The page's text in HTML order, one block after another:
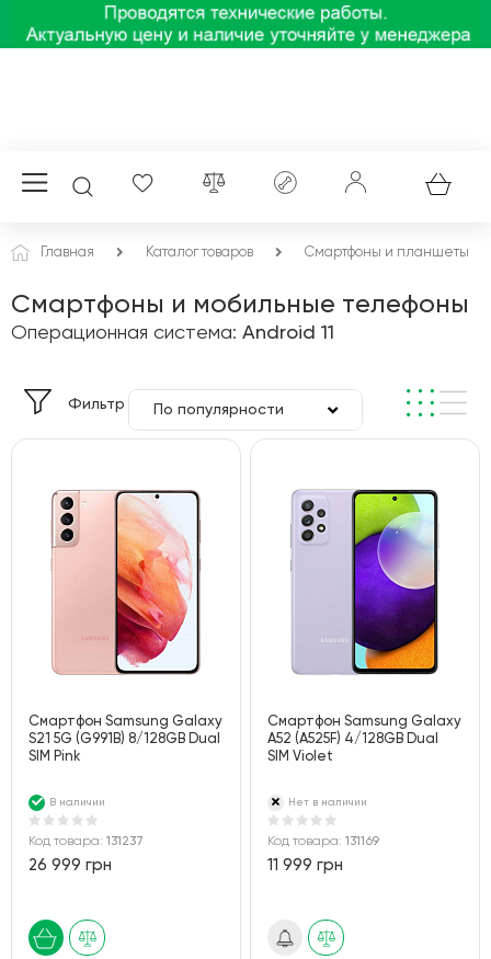
Главная Каталог товаров Смартфоны и планшеты
Смартфоны и мобильные телефоны
Операционная система: Android 11
Фильтр
По алфавиту
По популярности
Смартфон Samsung Galaxy
S21 5G (G991B) 8/128GB Dual
SIM Pink
В наличии
Код товара: 131237
26 999 грн
Смартфон Samsung Galaxy
A52 (A525F) 4/128GB Dual
SIM Violet
Нет в наличии
Код товара:131169
11 999 грн